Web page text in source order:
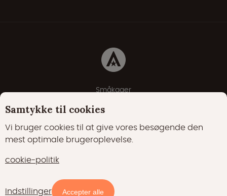
Tilgængelighed og priser
Småkager
Erklæring om beskyttelse af personlige oplysninger
22000 Synes godt om
Samtykke til cookies
Vi bruger cookies til at give vores besøgende den
mest optimale brugeroplevelse.
cookie-politik
Indstillinger Accepter alle